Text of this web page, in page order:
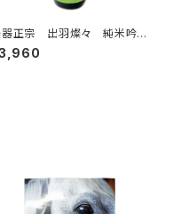
器正宗 出羽燦々 純米吟
中取り 1800ml